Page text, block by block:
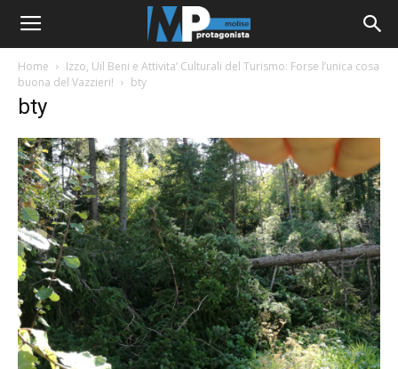
Home
Izzo, Uil Beni e Attivita’ Culturali del Turismo: Forse l’unica cosa
buona del Vazzieri!
bty
bty